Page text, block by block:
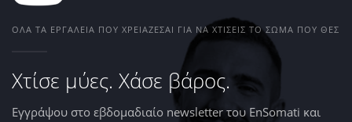
ΌΛΑ ΤΑ ΕΡΓΑΛΕΊΑ ΠΟΥ ΧΡΕΙΆΖΕΣΑΙ ΓΙΑ ΝΑ ΧΤΊΣΕΙΣ ΤΟ ΣΏΜΑ ΠΟΥ ΘΕΣ
Χτίσε μύες. Χάσε βάρος.
Εγγράψου στο εβδομαδιαίο newsletter του EnSomati και